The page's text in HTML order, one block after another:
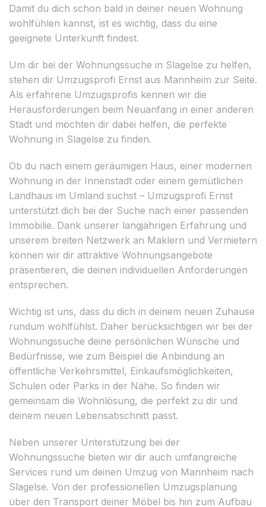
Damit du dich schon bald in deiner neuen Wohnung
wohlfühlen kannst, ist es wichtig, dass du eine
geeignete Unterkunft findest.
Um dir bei der Wohnungssuche in Slagelse zu helfen,
stehen dir Umzugsprofi Ernst aus Mannheim zur Seite.
Als erfahrene Umzugsprofis kennen wir die
Herausforderungen beim Neuanfang in einer anderen
Stadt und möchten dir dabei helfen, die perfekte
Wohnung in Slagelse zu finden.
Ob du nach einem geräumigen Haus, einer modernen
Wohnung in der Innenstadt oder einem gemütlichen
Landhaus im Umland suchst – Umzugsprofi Ernst
unterstützt dich bei der Suche nach einer passenden
Immobilie. Dank unserer langjährigen Erfahrung und
unserem breiten Netzwerk an Maklern und Vermietern
können wir dir attraktive Wohnungsangebote
präsentieren, die deinen individuellen Anforderungen
entsprechen.
Wichtig ist uns, dass du dich in deinem neuen Zuhause
rundum wohlfühlst. Daher berücksichtigen wir bei der
Wohnungssuche deine persönlichen Wünsche und
Bedürfnisse, wie zum Beispiel die Anbindung an
öffentliche Verkehrsmittel, Einkaufsmöglichkeiten,
Schulen oder Parks in der Nähe. So finden wir
gemeinsam die Wohnlösung, die perfekt zu dir und
deinem neuen Lebensabschnitt passt.
Neben unserer Unterstützung bei der
Wohnungssuche bieten wir dir auch umfangreiche
Services rund um deinen Umzug von Mannheim nach
Slagelse. Von der professionellen Umzugsplanung
über den Transport deiner Möbel bis hin zum Aufbau